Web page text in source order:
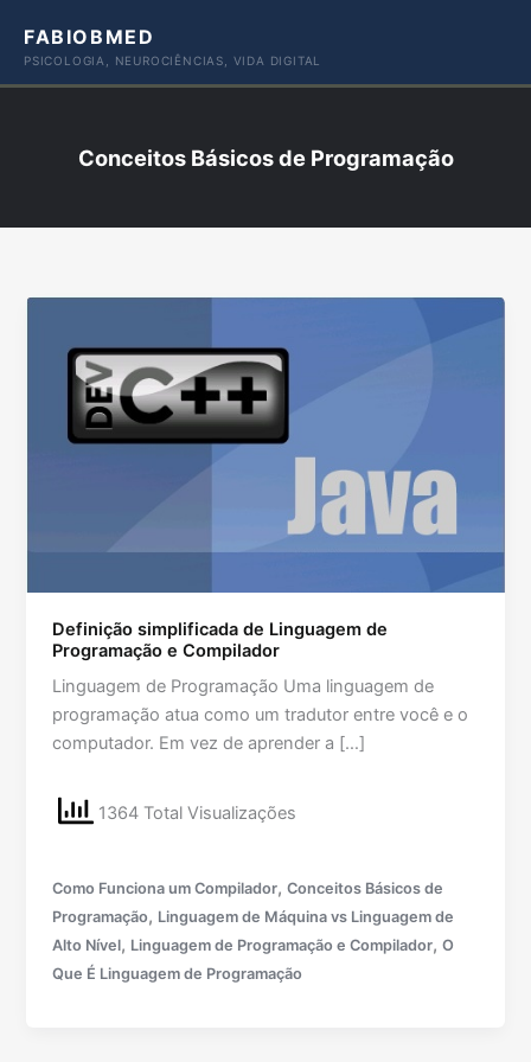
paraFABIOBMED
PSICOLOGIA, NEUROCIÊNCIAS, VIDA DIGITAL
Conceitos Básicos de Programação
Definição simplificada de Linguagem de
Programação e Compilador
Linguagem de Programação Uma linguagem de
programação atua como um tradutor entre você e o
computador. Em vez de aprender a […]
1364 Total Visualizações
Como Funciona um Compilador,Conceitos Básicos de
Programação, Linguagem de Máquina vs Linguagem de
Alto Nível, Linguagem de Programação e Compilador,O
Que É Linguagem de Programação